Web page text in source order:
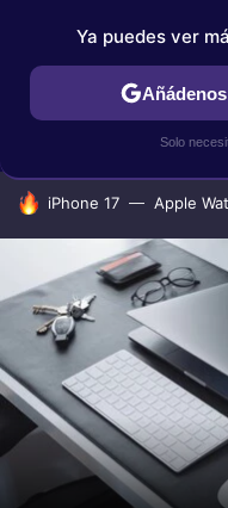
IPHONE TUTORIALES
HOY SE HABLA DE
iPhone 17 Apple
Ya puedes ver
Solo